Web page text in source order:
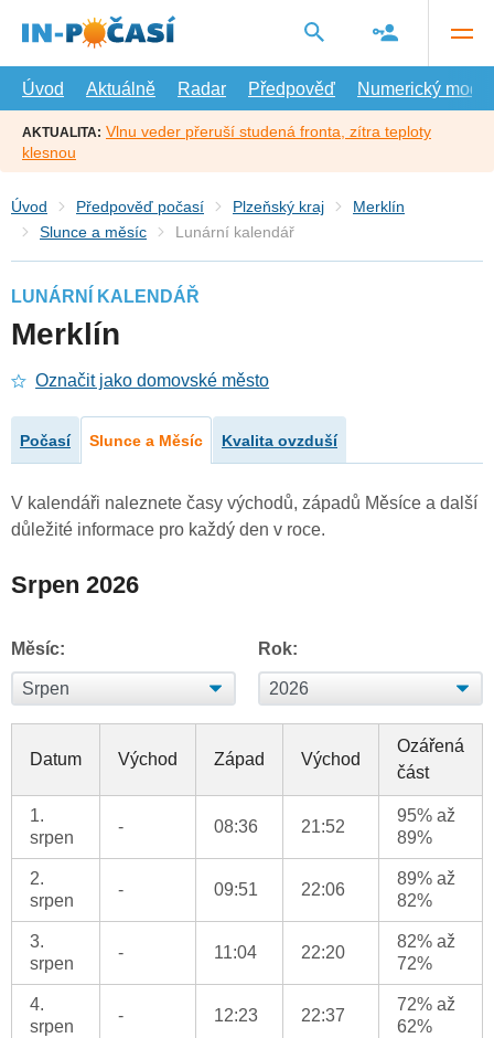
hlavní
Úvod
Aktuálně Radar Předpověď Numerický model
AKTUALITA: Vlnu veder přeruší studená fronta, zítra teploty
klesnou
Úvod Předpověď počasí Plzeňský kraj
Merklín
Slunce a měsíc
Lunární kalendář
LUNÁRNÍ KALENDÁŘ
Merklín
Označit jako domovské město
Počasí Slunce a Měsíc Kvalita ovzduší
V kalendáři naleznete časy východů, západů Měsíce a další
důležité informace pro každý den v roce.
Srpen 2026
Měsíc: Rok:
Datum Východ Západ Východ
Ozářená
část
1.
srpen
- 08:36 21:52
95% až
89%
2.
srpen
- 09:51 22:06
89% až
82%
3.
srpen
- 11:04 22:20
82% až
72%
4.
srpen
- 12:23 22:37
72% až
62%